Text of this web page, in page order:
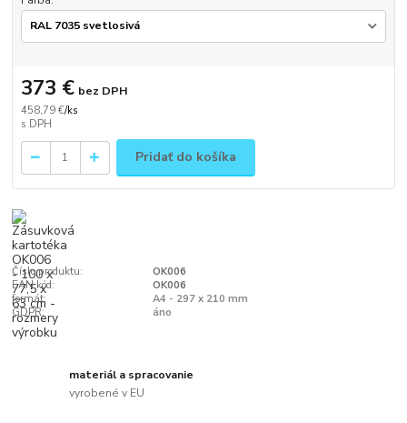
458,79 €/ks
373 € bez DPH
Pridať do košíka
Číslo produktu:
OK006
EAN kód:
OK006
formát:
A4 - 297 x 210 mm
GDPR:
áno
materiál a spracovanie
vyrobené v EU